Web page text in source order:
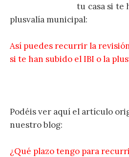
tu casa si te
plusvalía municipal:
Así puedes recurrir la
si te han subido el IBI o la
Podéis ver aquí el artículo
nuestro blog:
¿Qué plazo tengo para